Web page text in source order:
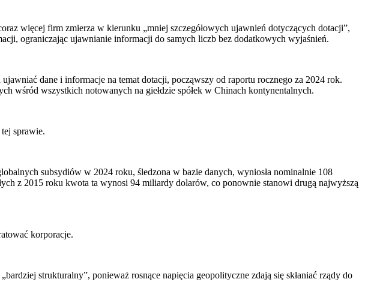
więcej firm zmierza w kierunku „mniej szczegółowych ujawnień dotyczących dotacji”,
ograniczając ujawnianie informacji do samych liczb bez dodatkowych wyjaśnień.
dane i informacje na temat dotacji, począwszy od raportu rocznego za 2024 rok.
wśród wszystkich notowanych na giełdzie spółek w Chinach kontynentalnych.
sprawie.
subsydiów w 2024 roku, śledzona w bazie danych, wyniosła nominalnie 108
z 2015 roku kwota ta wynosi 94 miliardy dolarów, co ponownie stanowi drugą najwyższą
korporacje.
strukturalny”, ponieważ rosnące napięcia geopolityczne zdają się skłaniać rządy do